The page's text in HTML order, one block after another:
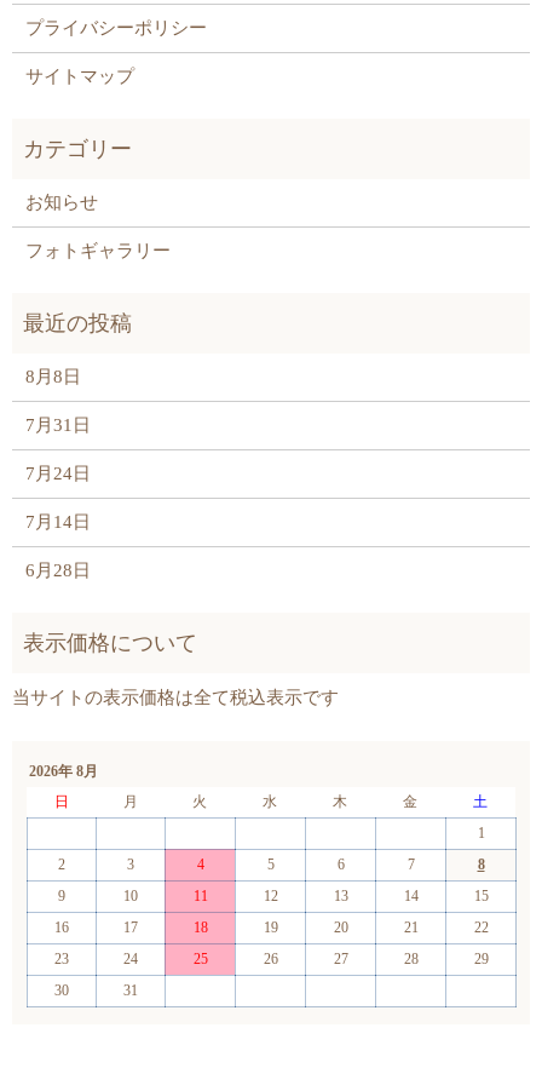
プライバシーポリシー
サイトマップ
お知らせ
フォトギャラリー
8月8日
7月31日
7月24日
7月14日
6月28日
2026年 8月
日
月 火 水 木 金
土
1
2
3 4 5 6 7
8
9
10 11 12 13 14
15
16
17 18 19 20 21
22
23
24 25 26 27 28
29
30
31